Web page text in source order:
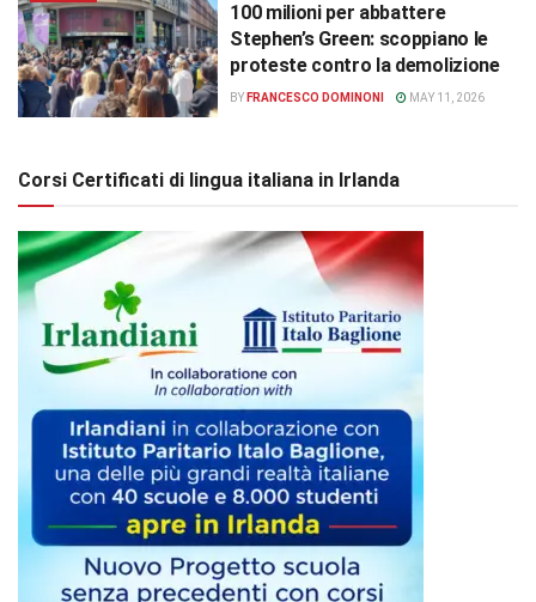
100 milioni per abbattere
Stephen’s Green: scoppiano le
proteste contro la demolizione
BY FRANCESCO DOMINONI MAY 11, 2026
Corsi Certificati di lingua italiana in Irlanda